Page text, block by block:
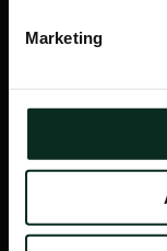
MarketingItinéraire
Navigation
Qui sommes-
Notre